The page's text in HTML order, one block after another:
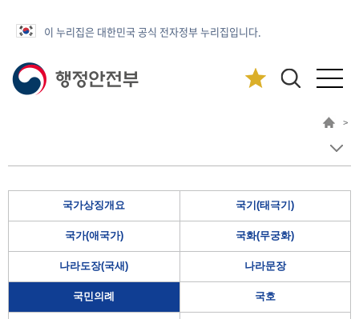
이 누리집은 대한민국 공식 전자정부 누리집입니다.
>
국가상징개요 국기(태극기)
국가(애국가) 국화(무궁화)
나라도장(국새) 나라문장
국민의례 국호